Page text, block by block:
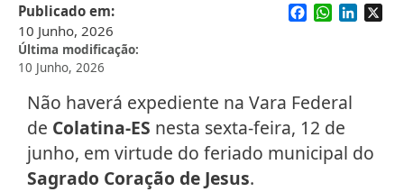
Publicado em
10 Junho, 2026
Última modificação
10 Junho, 2026
Facebook
WhatsApp
Não haverá expediente na Vara Federal
de Colatina-ES nesta sexta-feira, 12 de
junho, em virtude do feriado municipal do
Sagrado Coração de Jesus.